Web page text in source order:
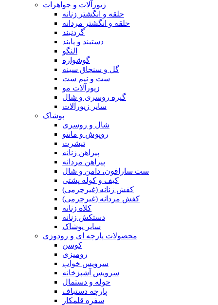
زیورآلات و جواهرات
حلقه و انگشتر زنانه
حلقه و انگشتر مردانه
گردنبند
دستبند و پابند
النگو
گوشواره
گل و سنجاق سینه
ست و نیم ست
زیورآلات مو
گیره روسری و شال
سایر زیورآلات
پوشاک
شال و روسری
روپوش و مانتو
تیشرت
پیراهن زنانه
پیراهن مردانه
ست سارافون، دامن و شال
کیف و کوله پشتی
کفش زنانه (غیرچرمی)
کفش مردانه (غیرچرمی)
کلاه زنانه
دستکش زنانه
سایر پوشاک
محصولات پارچه ای و رودوزی
کوسن
رومیزی
سرویس خواب
سرویس آشپزخانه
حوله و دستمال
پارچه دستباف
سفره قلمکار